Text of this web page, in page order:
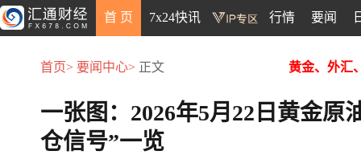
首 页 7x24快讯 行情 要闻
首页> 要闻中心> 正文 黄金、外汇
一张图：2026年5月22日黄金原
仓信号”一览